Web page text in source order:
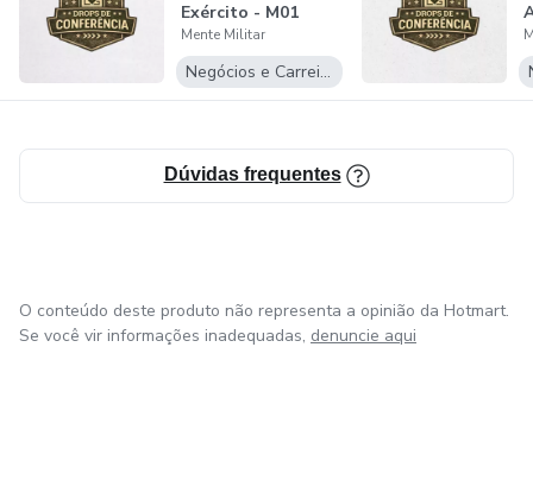
Exército - M01
Mente Militar
Negócios e Carreira
Dúvidas frequentes
O conteúdo deste produto não representa a opinião da Hotmart.
Se você vir informações inadequadas, denuncie aqui